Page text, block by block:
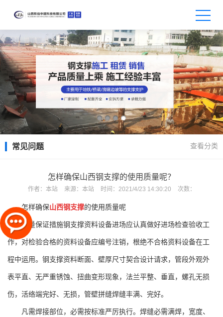
常见问题 查看分类
怎样确保山西钢支撑的使用质量呢？
作者： 本站 来源： 本站 时间： 2021/4/23 14:30:20 次数：
怎样确保山西钢支撑的使用质量呢
质量保证措施钢支撑资料设备进场应认真做好进场检查验收工
作，对检验合格的资料设备应编号注销，根绝不合格资料设备在工
程中运用。钢支撑资料断面、壁厚尺寸契合设计请求，管段外观外
表平直、无严重锈蚀、扭曲变形现象，法兰平整、垂直，螺孔无损
伤，活络端完好、无损，管壁拼缝焊缝丰满、完好。
凡需焊接部位，必需按标准严厉执行。焊缝必需满焊，宽度、